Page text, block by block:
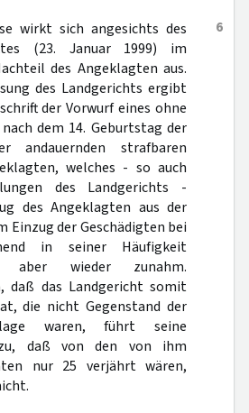
6
wirkt sich angesichts des
(23. Januar 1999) im
des Angeklagten aus.
des Landgerichts ergibt
der Vorwurf eines ohne
dem 14. Geburtstag der
andauernden strafbaren
welches - so auch
des Landgerichts -
des Angeklagten aus der
Einzug der Geschädigten bei
in seiner Häufigkeit
aber wieder zunahm.
daß das Landgericht somit
die nicht Gegenstand der
waren, führt seine
daß von den von ihm
nur 25 verjährt wären,